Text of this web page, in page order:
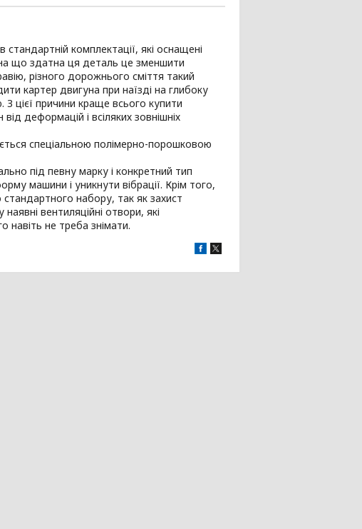
комплектації, які оснащені
що здатна ця деталь це зменшити
різного дорожнього сміття такий
картер двигуна при наїзді на глибоку
цієї причини краще всього купити
деформацій і всіляких зовнішніх
спеціальною полімерно-порошковою
під певну марку і конкретний тип
машини і уникнути вібрації. Крім того,
набору, так як захист
вентиляційні отвори, які
навіть не треба знімати.